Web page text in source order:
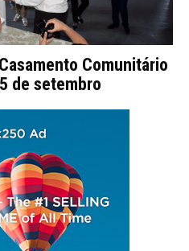
Comunitário
de setembro